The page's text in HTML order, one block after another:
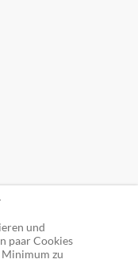
und
paar Cookies
zu